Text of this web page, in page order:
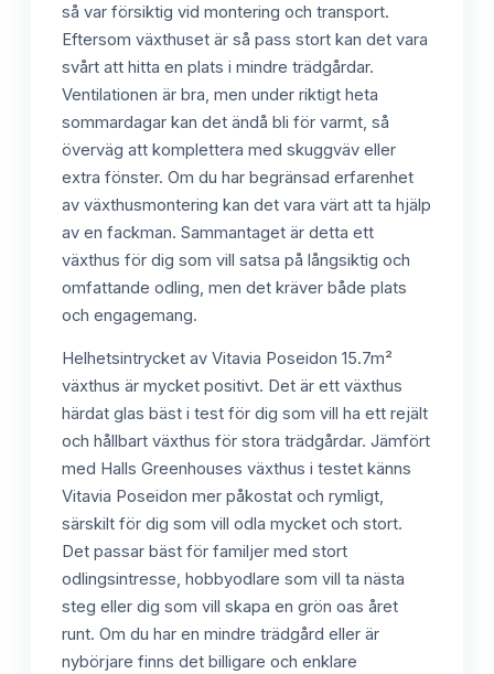
så var försiktig vid montering och transport.
Eftersom växthuset är så pass stort kan det vara
svårt att hitta en plats i mindre trädgårdar.
Ventilationen är bra, men under riktigt heta
sommardagar kan det ändå bli för varmt, så
överväg att komplettera med skuggväv eller
extra fönster. Om du har begränsad erfarenhet
av växthusmontering kan det vara värt att ta hjälp
av en fackman. Sammantaget är detta ett
växthus för dig som vill satsa på långsiktig och
omfattande odling, men det kräver både plats
och engagemang.
Helhetsintrycket av Vitavia Poseidon 15.7m²
växthus är mycket positivt. Det är ett växthus
härdat glas bäst i test för dig som vill ha ett rejält
och hållbart växthus för stora trädgårdar. Jämfört
med Halls Greenhouses växthus i testet känns
Vitavia Poseidon mer påkostat och rymligt,
särskilt för dig som vill odla mycket och stort.
Det passar bäst för familjer med stort
odlingsintresse, hobbyodlare som vill ta nästa
steg eller dig som vill skapa en grön oas året
runt. Om du har en mindre trädgård eller är
nybörjare finns det billigare och enklare